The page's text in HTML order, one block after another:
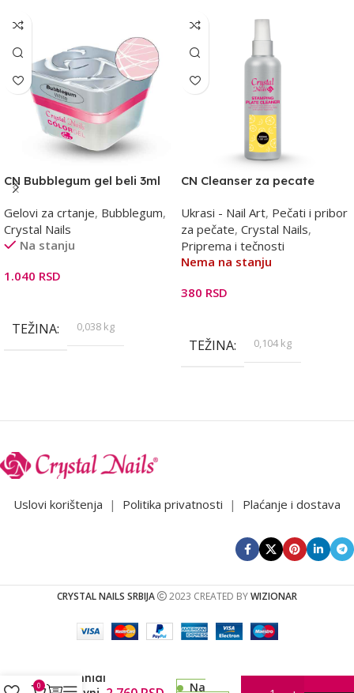
CN Bubblegum gel beli 3ml
Gelovi za crtanje, Bubblegum,
Crystal Nails
Na stanju
1.040 RSD
TEŽINA 0,038 kg
CN Cleanser za pecate
Ukrasi - Nail Art, Pečati i pribor
za pečate, Crystal Nails,
Priprema i tečnosti
Nema na stanju
380 RSD
TEŽINA 0,104 kg
Uslovi korištenja | Politika privatnosti | Plaćanje i dostava
CRYSTAL NAILS SRBIJA 2023 CREATED BYWIZIONAR
Millennial
Na
0